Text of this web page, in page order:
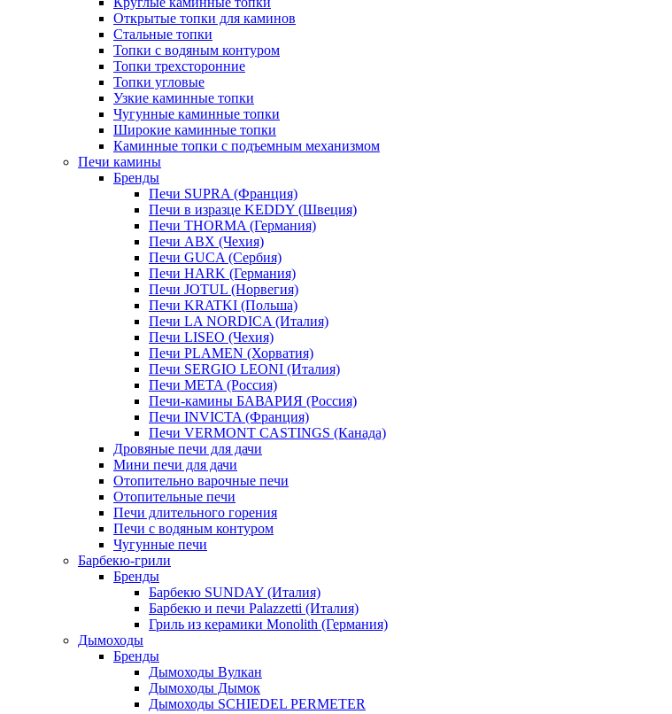
Открытые топки для каминов
Стальные топки
Топки с водяным контуром
Топки трехсторонние
Топки угловые
Узкие каминные топки
Чугунные каминные топки
Широкие каминные топки
Каминные топки с подъемным механизмом
Печи камины
Бренды
Печи SUPRA (Франция)
Печи в изразце KEDDY (Швеция)
Печи THORMA (Германия)
Печи ABX (Чехия)
Печи GUCA (Сербия)
Печи HARK (Германия)
Печи JOTUL (Норвегия)
Печи KRATKI (Польша)
Печи LA NORDICA (Италия)
Печи LISEO (Чехия)
Печи PLAMEN (Хорватия)
Печи SERGIO LEONI (Италия)
Печи META (Россия)
Печи-камины БАВАРИЯ (Россия)
Печи INVICTA (Франция)
Печи VERMONT CASTINGS (Канада)
Дровяные печи для дачи
Мини печи для дачи
Отопительно варочные печи
Отопительные печи
Печи длительного горения
Печи с водяным контуром
Чугунные печи
Барбекю-грили
Бренды
Барбекю SUNDAY (Италия)
Барбекю и печи Palazzetti (Италия)
Гриль из керамики Monolith (Германия)
Дымоходы
Бренды
Дымоходы Вулкан
Дымоходы Дымок
Дымоходы SCHIEDEL PERMETER